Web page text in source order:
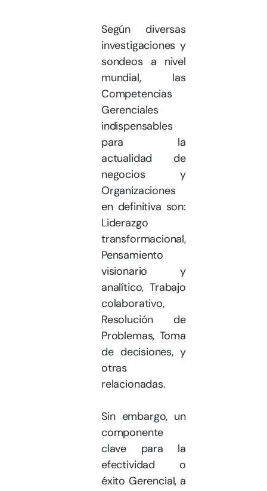
Según diversas
investigaciones y
sondeos a nivel
mundial, las
Competencias
Gerenciales
indispensables
para la
actualidad de
negocios y
Organizaciones
en definitiva son:
Liderazgo
transformacional,
Pensamiento
visionario y
analítico, Trabajo
colaborativo,
Resolución de
Problemas, Toma
de decisiones, y
otras
relacionadas.
Sin embargo, un
componente
clave para la
efectividad o
éxito Gerencial, a